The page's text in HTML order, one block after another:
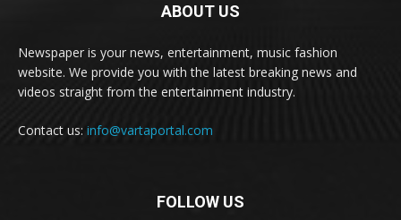
ABOUT US
Newspaper is your news, entertainment, music fashion
website. We provide you with the latest breaking news and
videos straight from the entertainment industry.
Contact us: info@vartaportal.com
FOLLOW US